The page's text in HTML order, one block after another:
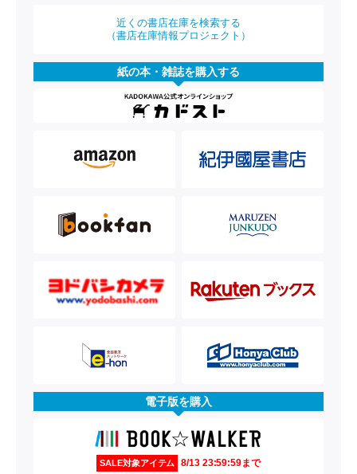
近くの書店在庫を検索する
（書店在庫情報プロジェクト）
紙の本・雑誌を購入する
電子版を購入
SALE対象アイテム 8/13 23:59:59まで